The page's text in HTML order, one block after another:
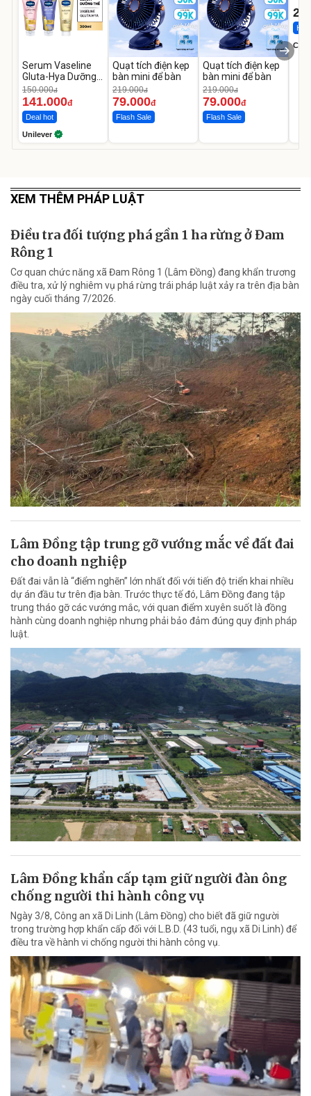
Serum Vaseline
Gluta-Hya Dưỡng
Da Sáng Mịn Sau 7
Ngày
150.000đ
141.000đ
Deal hot
Unilever
Quạt tích điện kẹp
bàn mini để bàn
219.000đ
79.000đ
Flash Sale
Quạt tích điện kẹp
bàn mini để bàn
219.000đ
79.000đ
Flash Sale
Hot
XEM THÊM PHÁP LUẬT
Điều tra đối tượng phá gần 1 ha rừng ở Đam
Rông 1
Cơ quan chức năng xã Đam Rông 1 (Lâm Đồng) đang khẩn trương
điều tra, xử lý nghiêm vụ phá rừng trái pháp luật xảy ra trên địa bàn
ngày cuối tháng 7/2026.
Lâm Đồng tập trung gỡ vướng mắc về đất đai
cho doanh nghiệp
Đất đai vẫn là “điểm nghẽn” lớn nhất đối với tiến độ triển khai nhiều
dự án đầu tư trên địa bàn. Trước thực tế đó, Lâm Đồng đang tập
trung tháo gỡ các vướng mắc, với quan điểm xuyên suốt là đồng
hành cùng doanh nghiệp nhưng phải bảo đảm đúng quy định pháp
luật.
Lâm Đồng khẩn cấp tạm giữ người đàn ông
chống người thi hành công vụ
Ngày 3/8, Công an xã Di Linh (Lâm Đồng) cho biết đã giữ người
trong trường hợp khẩn cấp đối với L.B.D. (43 tuổi, ngụ xã Di Linh) để
điều tra về hành vi chống người thi hành công vụ.